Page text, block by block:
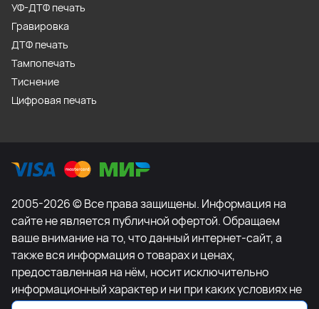
УФ-ДТФ печать
Гравировка
ДТФ печать
Тампопечать
Тиснение
Цифровая печать
2005-2026 © Все права защищены. Информация на
сайте не является публичной офертой. Обращаем
ваше внимание на то, что данный интернет-сайт, а
также вся информация о товарах и ценах,
предоставленная на нём, носит исключительно
информационный характер и ни при каких условиях не